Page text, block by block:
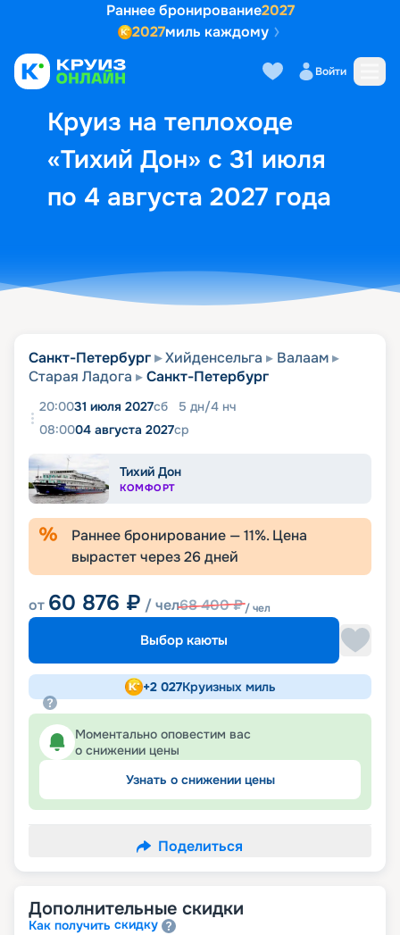
Раннее бронирование2027
2027миль каждому
Войти
Круиз на теплоходе
«Тихий Дон» с 31 июля
по 4 августа 2027 года
Выбор кают Маршрут и
Санкт-Петербург Хийденсельга
Валаам
Старая Ладога
Санкт-Петербург
20:0031 июля 2027сб 5 дн/4 нч
08:0004 августа 2027ср
Тихий Дон
КОМФОРТ
Раннее бронирование —11%. Цена
вырастет через26дней
от 60 876 ₽ / чел68 400₽/ чел
Выбор каюты
+2 027Круизных миль
Моментально оповестим вас
о снижении цены
Узнать о снижении цены
Поделиться
Дополнительные скидки
Как получить скидку